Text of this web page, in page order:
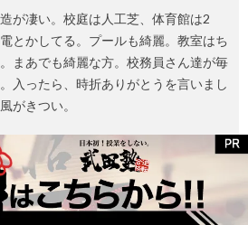
が凄い。校庭は人工芝、体育館は2
とかしてる。プールも綺麗。教室はち
まあでも綺麗な方。校務員さん達が毎
入ったら、時折ありがとうを言いまし
がきつい。
ほどもご紹介しましたが、2014年
め、新しく綺麗で最新の設備が整